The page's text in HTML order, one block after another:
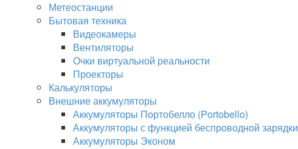
Метеостанции
Бытовая техника
Видеокамеры
Вентиляторы
Очки виртуальной реальности
Проекторы
Калькуляторы
Внешние аккумуляторы
Аккумуляторы Портобелло (Portobello)
Аккумуляторы с функцией беспроводной зарядки
Аккумуляторы Эконом